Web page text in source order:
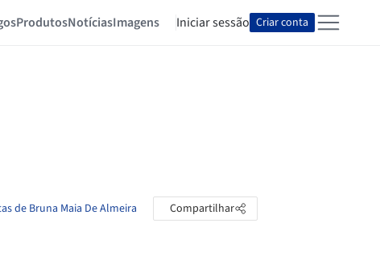
ProdutosNotíciasImagens Iniciar sessão Criar conta
de Bruna Maia De Almeira Compartilhar